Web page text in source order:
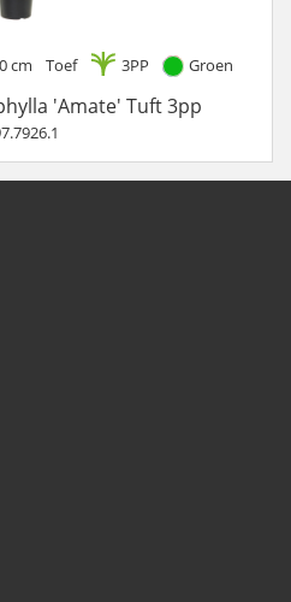
cm Toef 3PP Groen
'Amate' Tuft 3pp